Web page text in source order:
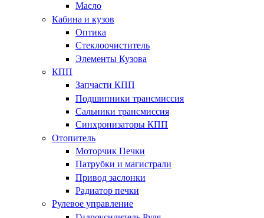
Масло
Кабина и кузов
Оптика
Стеклоочиститель
Элементы Кузова
КПП
Запчасти КПП
Подшипники трансмиссия
Сальники трансмиссия
Синхронизаторы КПП
Отопитель
Моторчик Печки
Патрубки и магистрали
Привод заслонки
Радиатор печки
Рулевое управление